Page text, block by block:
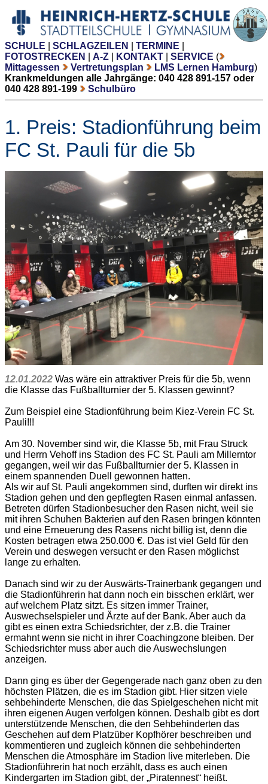
SCHULE SCHLAGZEILEN TERMINE
FOTOSTRECKEN
A-Z KONTAKT SERVICE (
Mittagessen
Vertretungsplan LMS Lernen Hamburg)
Krankmeldungen alle Jahrgänge: 040 428 891-157 oder
040 428 891-199
Schulbüro
1. Preis: Stadionführung beim
FC St. Pauli für die 5b
12.01.2022 Was wäre ein attraktiver Preis für die 5b, wenn
die Klasse das Fußballturnier der 5. Klassen gewinnt?
Zum Beispiel eine Stadionführung beim Kiez-Verein FC St.
Pauli!!!
Am 30. November sind wir, die Klasse 5b, mit Frau Struck
und Herrn Vehoff ins Stadion des FC St. Pauli am Millerntor
gegangen, weil wir das Fußballturnier der 5. Klassen in
einem spannenden Duell gewonnen hatten.
Als wir auf St. Pauli angekommen sind, durften wir direkt ins
Stadion gehen und den gepflegten Rasen einmal anfassen.
Betreten dürfen Stadionbesucher den Rasen nicht, weil sie
mit ihren Schuhen Bakterien auf den Rasen bringen könnten
und eine Erneuerung des Rasens nicht billig ist, denn die
Kosten betragen etwa 250.000 €. Das ist viel Geld für den
Verein und deswegen versucht er den Rasen möglichst
lange zu erhalten.
Danach sind wir zu der Auswärts-Trainerbank gegangen und
die Stadionführerin hat dann noch ein bisschen erklärt, wer
auf welchem Platz sitzt. Es sitzen immer Trainer,
Auswechselspieler und Ärzte auf der Bank. Aber auch da
gibt es einen extra Schiedsrichter, der z.B. die Trainer
ermahnt wenn sie nicht in ihrer Coachingzone bleiben. Der
Schiedsrichter muss aber auch die Auswechslungen
anzeigen.
Dann ging es über der Gegengerade nach ganz oben zu den
höchsten Plätzen, die es im Stadion gibt. Hier sitzen viele
sehbehinderte Menschen, die das Spielgeschehen nicht mit
ihren eigenen Augen verfolgen können. Deshalb gibt es dort
unterstützende Menschen, die den Sehbehinderten das
Geschehen auf dem Platzüber Kopfhörer beschreiben und
kommentieren und zugleich können die sehbehinderten
Menschen die Atmosphäre im Stadion live miterleben. Die
Stadionführerin hat noch erzählt, dass es auch einen
Kindergarten im Stadion gibt, der „Piratennest“ heißt.